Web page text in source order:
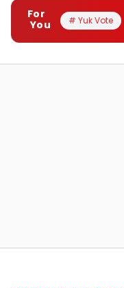
For
You
# Yuk Vote